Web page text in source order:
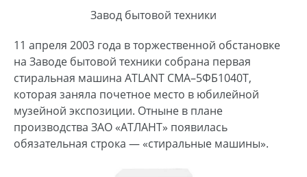
Завод бытовой техники
11 апреля 2003 года в торжественной обстановке
на Заводе бытовой техники собрана первая
стиральная машина ATLANT СМА–5ФБ1040Т,
которая заняла почетное место в юбилейной
музейной экспозиции. Отныне в плане
производства ЗАО «АТЛАНТ» появилась
обязательная строка — «стиральные машины».